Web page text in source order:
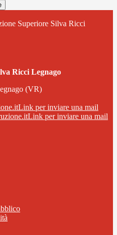
Superiore Silva Ricci
Ricci Legnago
(VR)
Link per inviare una mail
Link per inviare una mail